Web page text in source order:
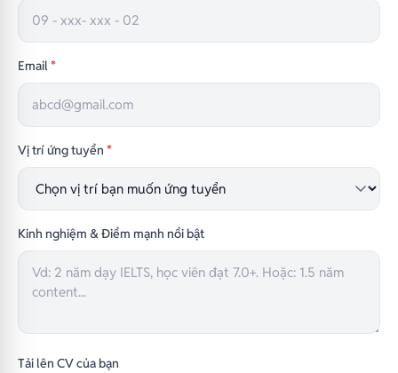
Email*
Vị trí ứng tuyển *
Kinh nghiệm & Điểm mạnh nổi bật
Tải lên CV của bạn